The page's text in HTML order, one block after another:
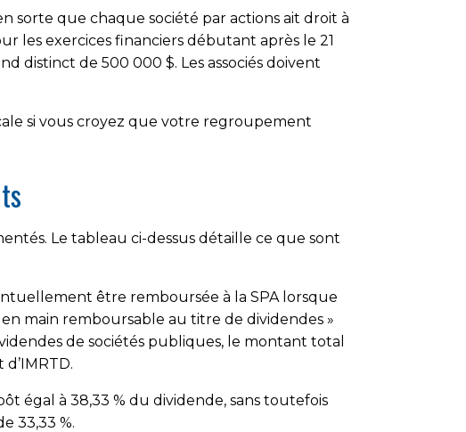
sorte que chaque société par actions ait droit à
les exercices financiers débutant après le 21
distinct de 500 000 $. Les associés doivent
si vous croyez que votre regroupement
Le tableau ci-dessus détaille ce que sont
être remboursée à la SPA lorsque
en main remboursable au titre de dividendes »
de sociétés publiques, le montant total
égal à 38,33 % du dividende, sans toutefois
33,33 %.